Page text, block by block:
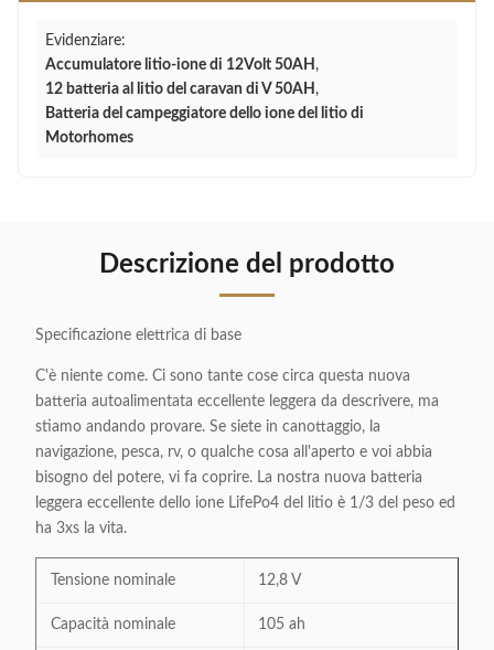
Evidenziare:
Accumulatore litio-ione di 12Volt 50AH ,
12 batteria al litio del caravan di V 50AH ,
Batteria del campeggiatore dello ione del litio di
Motorhomes
Descrizione del prodotto
Specificazione elettrica di base
C'è niente come. Ci sono tante cose circa questa nuova
batteria autoalimentata eccellente leggera da descrivere, ma
stiamo andando provare. Se siete in canottaggio, la
navigazione, pesca, rv, o qualche cosa all'aperto e voi abbia
bisogno del potere, vi fa coprire. La nostra nuova batteria
leggera eccellente dello ione LifePo4 del litio è 1/3 del peso ed
ha 3xs la vita.
Tensione nominale 12,8 V
Capacità nominale 105 ah